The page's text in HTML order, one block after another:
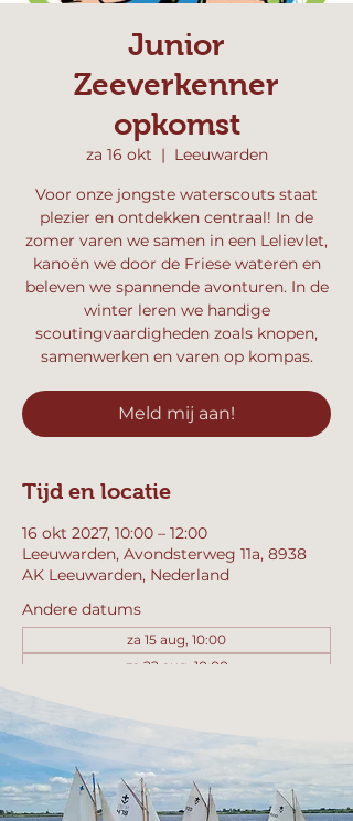
Junior
Zeeverkenner
opkomst
za 16 okt
  |
Leeuwarden
Voor onze jongste waterscouts staat
plezier en ontdekken centraal! In de
zomer varen we samen in een Lelievlet,
kanoën we door de Friese wateren en
beleven we spannende avonturen. In de
winter leren we handige
scoutingvaardigheden zoals knopen,
samenwerken en varen op kompas.
Meld mij aan!
Tijd en locatie
16 okt 2027, 10:00 – 12:00
Leeuwarden, Avondsterweg 11a, 8938
AK Leeuwarden, Nederland
Andere datums
za 15 aug, 10:00
za 22 aug, 10:00
Bekijk alle 357 datums
Meld mij aan!